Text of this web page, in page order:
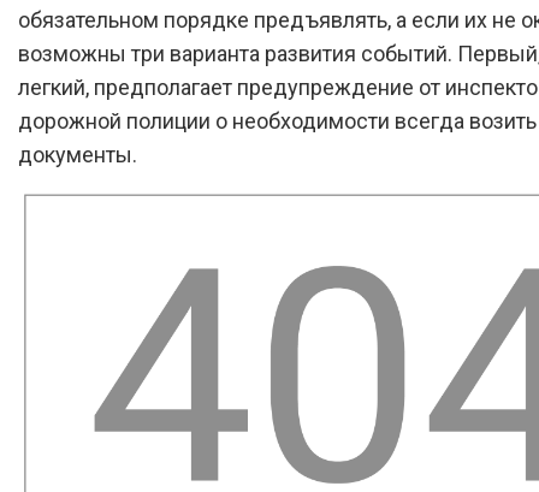
обязательном порядке предъявлять, а если их не
возможны три варианта развития событий.
легкий, предполагает предупреждение от
дорожной полиции о необходимости всегда
документы.